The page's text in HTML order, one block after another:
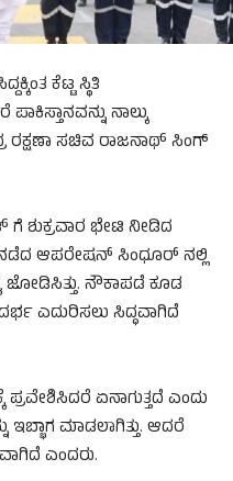
ಕೆಟ್ಟ ಸ್ಥಿತಿ
ನಾಲ್ಕು
ರಕ್ಷಣಾ ಸಚಿವ ರಾಜನಾಥ್ ಸಿಂಗ್
ಶುಕ್ರವಾರ ಭೇಟಿ ನೀಡಿದ
ನಡೆದ ಆಪರೇಷನ್ ಸಿಂಧೂರ್ ನಲ್ಲಿ
ನೌಕಾಪಡೆ ಕೂಡ
ಎದುರಿಸಲು ಸಿದ್ಧವಾಗಿದೆ
ಏನಾಗುತ್ತದೆ ಎಂದು
ಇಬ್ಭಾಗ ಮಾಡಲಾಗಿತ್ತು. ಆದರೆ
ಎಂದರು.